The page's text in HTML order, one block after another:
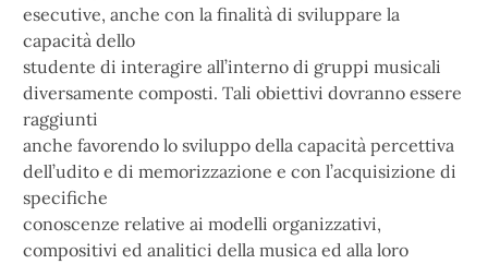
esecutive, anche con la finalità di sviluppare la
capacità dello
studente di interagire all’interno di gruppi musicali
diversamente composti. Tali obiettivi dovranno essere
raggiunti
anche favorendo lo sviluppo della capacità percettiva
dell’udito e di memorizzazione e con l’acquisizione di
specifiche
conoscenze relative ai modelli organizzativi,
compositivi ed analitici della musica ed alla loro